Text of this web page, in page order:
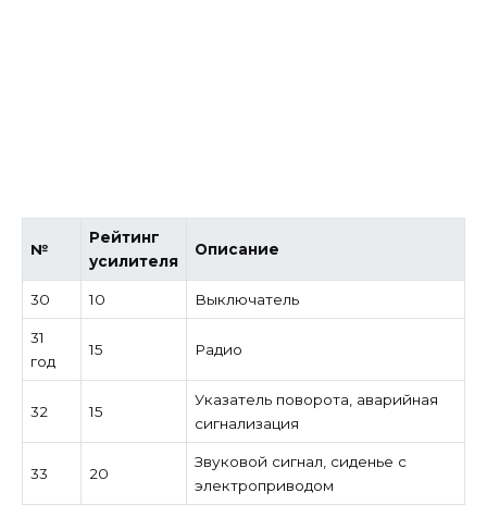
№
Рейтинг
усилителя
Описание
30 10 Выключатель
31
год
15 Радио
32 15
Указатель поворота, аварийная
сигнализация
33 20
Звуковой сигнал, сиденье с
электроприводом